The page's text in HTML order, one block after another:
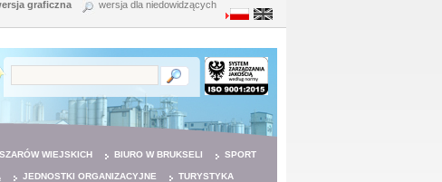
graficzna wersja dla niedowidzących
WIEJSKICH BIURO W BRUKSELI SPORT
JEDNOSTKI ORGANIZACYJNE TURYSTYKA